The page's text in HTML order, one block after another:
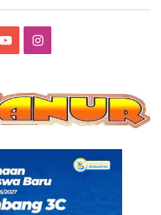
YouTubeInstagram